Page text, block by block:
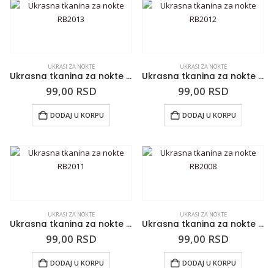
UKRASI ZA NOKTE
Ukrasna tkanina za nokte RB2013
99,00 RSD
DODAJ U KORPU
UKRASI ZA NOKTE
Ukrasna tkanina za nokte RB2012
99,00 RSD
DODAJ U KORPU
UKRASI ZA NOKTE
Ukrasna tkanina za nokte RB2011
99,00 RSD
DODAJ U KORPU
UKRASI ZA NOKTE
Ukrasna tkanina za nokte RB2008
99,00 RSD
DODAJ U KORPU